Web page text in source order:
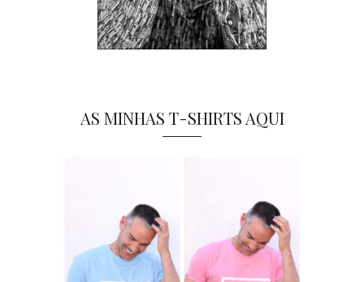
AS MINHAS T-SHIRTS AQUI